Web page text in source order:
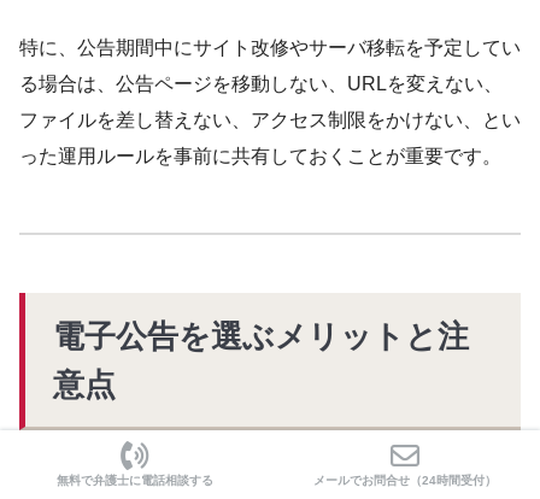
特に、公告期間中にサイト改修やサーバ移転を予定してい
る場合は、公告ページを移動しない、URLを変えない、
ファイルを差し替えない、アクセス制限をかけない、とい
った運用ルールを事前に共有しておくことが重要です。
電子公告を選ぶメリットと注
意点
電子公告には、インターネット上で公告内容を確認でき
無料で弁護士に電話相談する メールでお問合せ（24時間受付）